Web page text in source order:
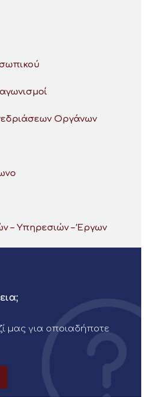
Οργάνων
– Υπηρεσιών – Έργων
μας για οποιαδήποτε